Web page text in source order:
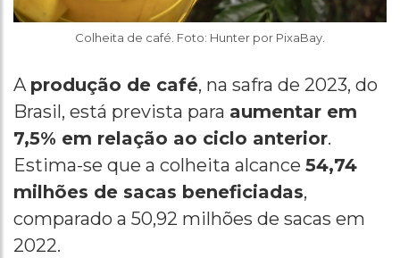
Colheita de café. Foto: Hunter por PixaBay.
A produção de café, na safra de 2023, do
Brasil, está prevista para aumentar em
7,5% em relação ao ciclo anterior.
Estima-se que a colheita alcance 54,74
milhões de sacas beneficiadas,
comparado a 50,92 milhões de sacas em
2022.